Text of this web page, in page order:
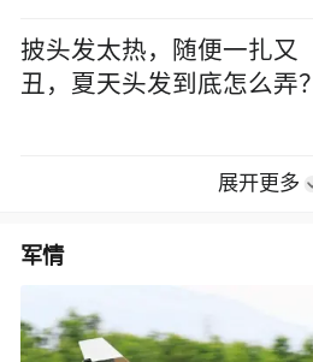
披头发太热，随便一扎又
丑，夏天头发到底怎么弄？
展开更多
军情